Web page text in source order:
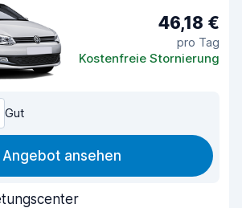
46,18 €
pro Tag
Kostenfreie Stornierung
Gut
Angebot ansehen